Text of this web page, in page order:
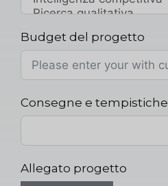
Budget del progetto
Consegne e tempistiche
Allegato progetto